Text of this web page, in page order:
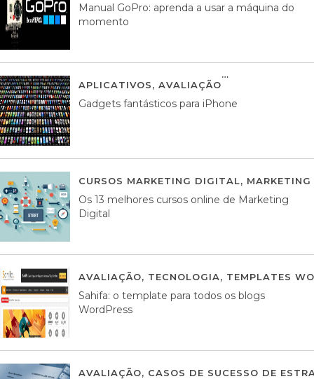
Manual GoPro: aprenda a usar a máquina do
momento
APLICATIVOS, AVALIAÇÃO
Gadgets fantásticos para iPhone
CURSOS MARKETING DIGITAL,
Os 13 melhores cursos online de Marketing
Digital
AVALIAÇÃO, TECNOLOGIA, TEMPLATES
Sahifa: o template para todos os blogs
WordPress
AVALIAÇÃO, CASOS DE SUCESSO DE